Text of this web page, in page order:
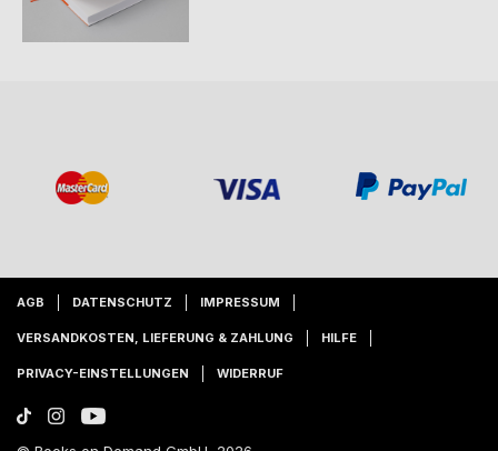
AGB DATENSCHUTZ IMPRESSUM
VERSANDKOSTEN, LIEFERUNG & ZAHLUNG HILFE
PRIVACY-EINSTELLUNGEN WIDERRUF